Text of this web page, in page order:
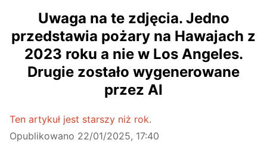
Uwaga na te zdjęcia. Jedno
przedstawia pożary na Hawajach z
2023 roku a nie w Los Angeles.
Drugie zostało wygenerowane
przez AI
Ten artykuł jest starszy niż rok.
Opublikowano 22/01/2025, 17:40